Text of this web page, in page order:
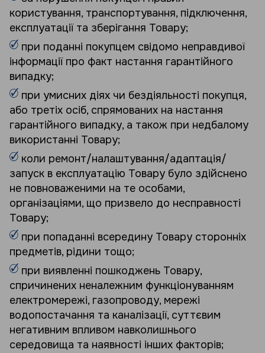
користування, транспортування, підключення,
експлуатації та зберігання Товару;
при поданні покупцем свідомо неправдивої
інформації про факт настання гарантійного
випадку;
при умисних діях чи бездіяльності покупця,
або третіх осіб, спрямованих на настання
гарантійного випадку, а також при недбалому
використанні Товару;
коли ремонт/налаштування/адаптація/
запуск в експлуатацію Товару було здійснено
не повноваженими на те особами,
організаціями, що призвело до несправності
Товару;
при попаданні всередину Товару сторонніх
предметів, рідини тощо;
при виявленні пошкоджень Товару,
спричинених неналежним функціонуванням
електромережі, газопроводу, мережі
водопостачання та каналізації, суттєвим
негативним впливом навколишнього
середовища та наявності інших факторів;